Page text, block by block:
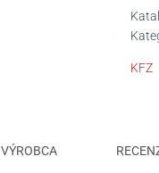
ET68
78.1
KFZ
VÝROBCA